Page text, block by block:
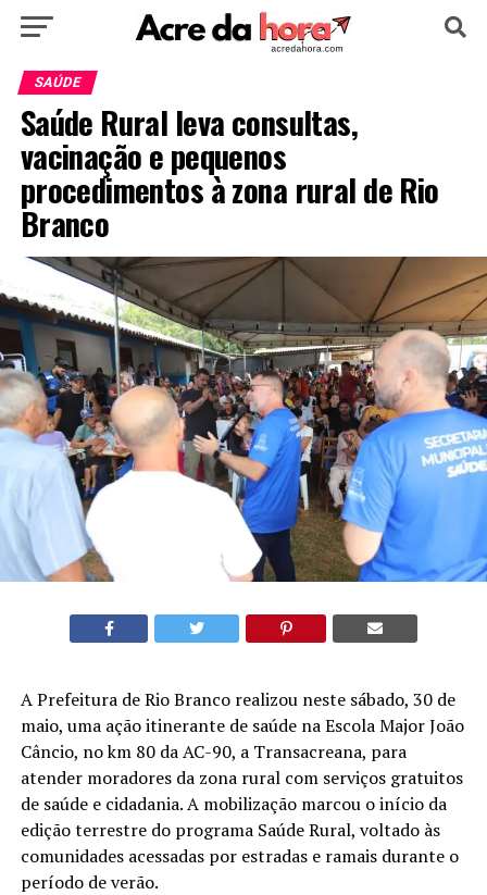
HOME
EDUCAÇÃO NOTÍCIA MUNDO
SAÚDE
Saúde Rural leva consultas,
vacinação e pequenos
procedimentos à zona rural de Rio
Branco
A Prefeitura de Rio Branco realizou neste sábado, 30 de
maio, uma ação itinerante de saúde na Escola Major João
Câncio, no km 80 da AC-90, a Transacreana, para
atender moradores da zona rural com serviços gratuitos
de saúde e cidadania. A mobilização marcou o início da
edição terrestre do programa Saúde Rural, voltado às
comunidades acessadas por estradas e ramais durante o
período de verão.